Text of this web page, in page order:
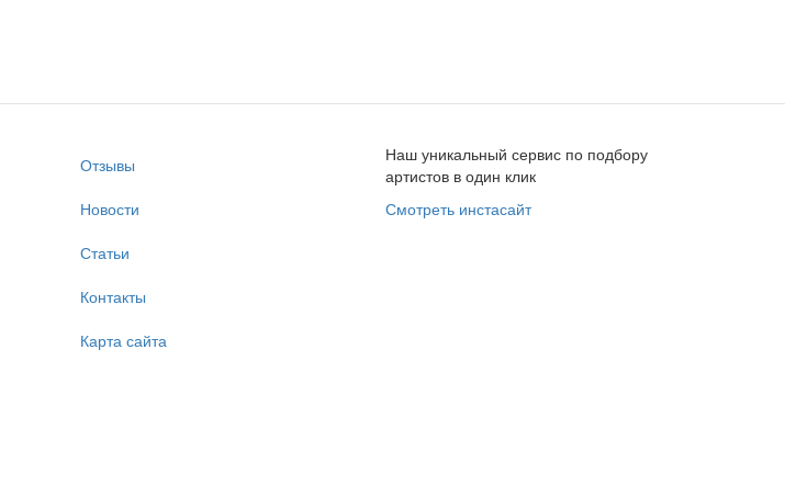
Отзывы
Новости
Статьи
Контакты
Карта сайта
Наш уникальный сервис по подбору
артистов в один клик
Смотреть инстасайт